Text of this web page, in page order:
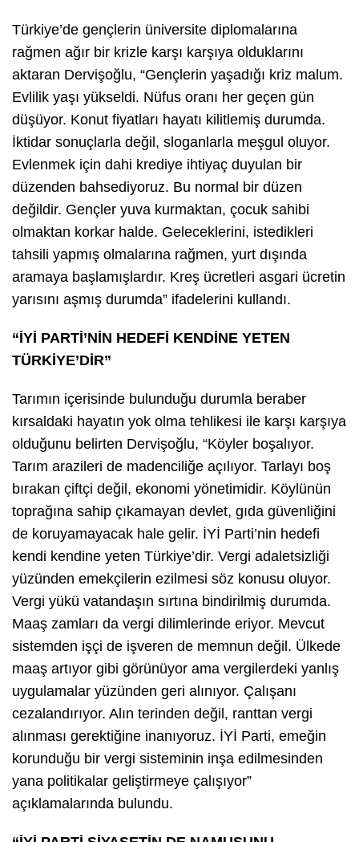
Türkiye’de gençlerin üniversite diplomalarına
rağmen ağır bir krizle karşı karşıya olduklarını
aktaran Dervişoğlu, “Gençlerin yaşadığı kriz malum.
Evlilik yaşı yükseldi. Nüfus oranı her geçen gün
düşüyor. Konut fiyatları hayatı kilitlemiş durumda.
İktidar sonuçlarla değil, sloganlarla meşgul oluyor.
Evlenmek için dahi krediye ihtiyaç duyulan bir
düzenden bahsediyoruz. Bu normal bir düzen
değildir. Gençler yuva kurmaktan, çocuk sahibi
olmaktan korkar halde. Geleceklerini, istedikleri
tahsili yapmış olmalarına rağmen, yurt dışında
aramaya başlamışlardır. Kreş ücretleri asgari ücretin
yarısını aşmış durumda” ifadelerini kullandı.
“İYİ PARTİ’NİN HEDEFİ KENDİNE YETEN
TÜRKİYE’DİR”
Tarımın içerisinde bulunduğu durumla beraber
kırsaldaki hayatın yok olma tehlikesi ile karşı karşıya
olduğunu belirten Dervişoğlu, “Köyler boşalıyor.
Tarım arazileri de madenciliğe açılıyor. Tarlayı boş
bırakan çiftçi değil, ekonomi yönetimidir. Köylünün
toprağına sahip çıkamayan devlet, gıda güvenliğini
de koruyamayacak hale gelir. İYİ Parti’nin hedefi
kendi kendine yeten Türkiye’dir. Vergi adaletsizliği
yüzünden emekçilerin ezilmesi söz konusu oluyor.
Vergi yükü vatandaşın sırtına bindirilmiş durumda.
Maaş zamları da vergi dilimlerinde eriyor. Mevcut
sistemden işçi de işveren de memnun değil. Ülkede
maaş artıyor gibi görünüyor ama vergilerdeki yanlış
uygulamalar yüzünden geri alınıyor. Çalışanı
cezalandırıyor. Alın terinden değil, ranttan vergi
alınması gerektiğine inanıyoruz. İYİ Parti, emeğin
korunduğu bir vergi sisteminin inşa edilmesinden
yana politikalar geliştirmeye çalışıyor”
açıklamalarında bulundu.